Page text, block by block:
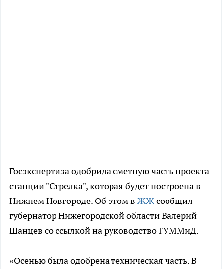
Госэкспертиза одобрила сметную часть проекта
станции "Стрелка", которая будет построена в
Нижнем Новгороде. Об этом в ЖЖсообщил
губернатор Нижегородской области Валерий
Шанцев со ссылкой на руководство ГУММиД.
«Осенью была одобрена техническая часть. В